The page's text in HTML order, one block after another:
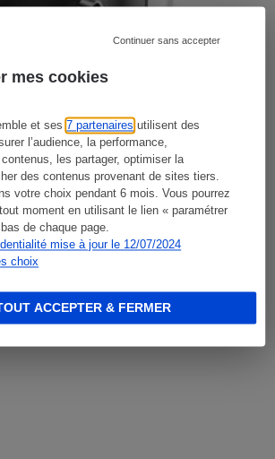
mes cookies
et ses7 partenaires utilisent des
l’audience, la performance,
les partager, optimiser la
des contenus provenant de sites tiers.
votre choix pendant 6 mois. Vous pourrez
moment en utilisant le lien « paramétrer
de chaque page.
mise à jour le 12/07/2024
choix
Continuer sans accepter
ACCEPTER & FERMER
zéro déchet CoffeeB (vidéo)